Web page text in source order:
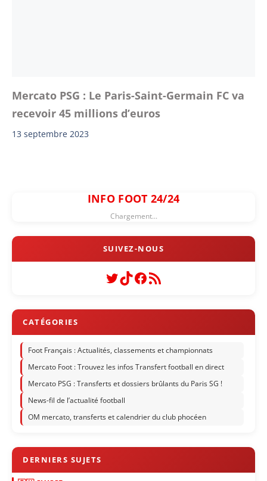
Mercato PSG : Le Paris-Saint-Germain FC va
recevoir 45 millions d’euros
13 septembre 2023
INFO FOOT 24/24
Chargement...
Twitter
TikTok
Facebook
Flux RSS
Foot Français : Actualités, classements et championnats
Mercato Foot : Trouvez les infos Transfert football en direct
Mercato PSG : Transferts et dossiers brûlants du Paris SG !
News-fil de l’actualité football
OM mercato, transferts et calendrier du club phocéen